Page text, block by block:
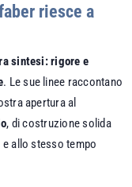
riesce a
sintesi: rigore e
. Le sue linee raccontano
apertura al
, di costruzione solida
allo stesso tempo